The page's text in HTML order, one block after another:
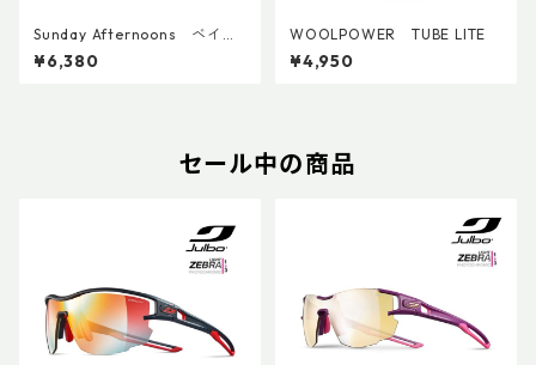
Sunday Afternoons ベイパ
ーライトテンポバケット
¥6,380
WOOLPOWER TUBE LITE
¥4,950
セール中の商品